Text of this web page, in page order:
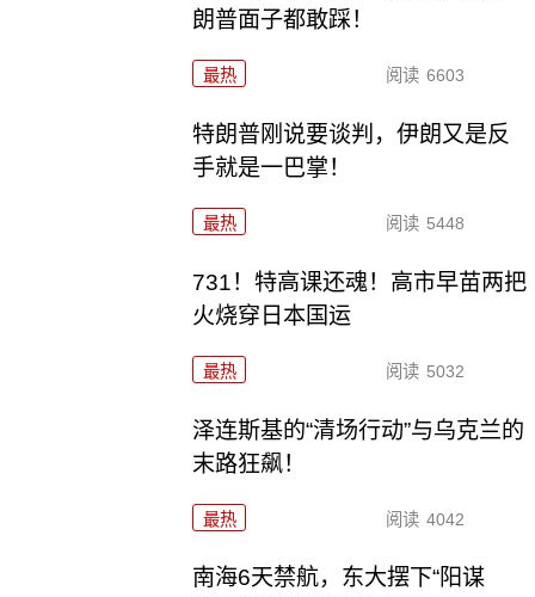
朗普面子都敢踩！
最热 阅读 6603
特朗普刚说要谈判，伊朗又是反
手就是一巴掌！
最热 阅读 5448
731！特高课还魂！高市早苗两把
火烧穿日本国运
最热 阅读 5032
泽连斯基的“清场行动”与乌克兰的
末路狂飙！
最热 阅读 4042
南海6天禁航，东大摆下“阳谋